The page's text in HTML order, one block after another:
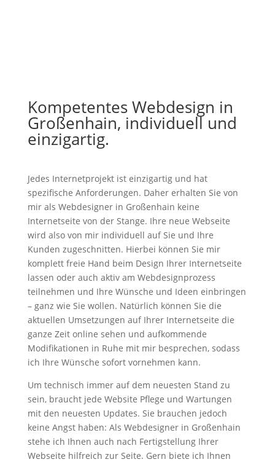
Kompetentes Webdesign in
Großenhain, individuell und
einzigartig.
Jedes Internetprojekt ist einzigartig und hat
spezifische Anforderungen. Daher erhalten Sie von
mir als Webdesigner in Großenhain keine
Internetseite von der Stange. Ihre neue Webseite
wird also von mir individuell auf Sie und Ihre
Kunden zugeschnitten. Hierbei können Sie mir
komplett freie Hand beim Design Ihrer Internetseite
lassen oder auch aktiv am Webdesignprozess
teilnehmen und Ihre Wünsche und Ideen einbringen
– ganz wie Sie wollen. Natürlich können Sie die
aktuellen Umsetzungen auf Ihrer Internetseite die
ganze Zeit online sehen und aufkommende
Modifikationen in Ruhe mit mir besprechen, sodass
ich Ihre Wünsche sofort vornehmen kann.
Um technisch immer auf dem neuesten Stand zu
sein, braucht jede Website Pflege und Wartungen
mit den neuesten Updates. Sie brauchen jedoch
keine Angst haben: Als Webdesigner in Großenhain
stehe ich Ihnen auch nach Fertigstellung Ihrer
Webseite hilfreich zur Seite. Gern biete ich Ihnen